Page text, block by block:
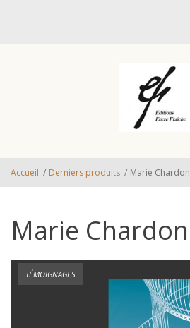
Accueil / Derniers produits / Marie Chardon
Marie Chardon
TÉMOIGNAGES